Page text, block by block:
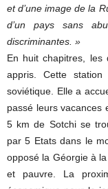
et d’une image de la
d’un pays sans
discriminantes. »
En huit chapitres, les
appris. Cette station
soviétique. Elle a
passé leurs vacances
5 km de Sotchi se
par 5 Etats dans le
opposé la Géorgie à
et pauvre. La